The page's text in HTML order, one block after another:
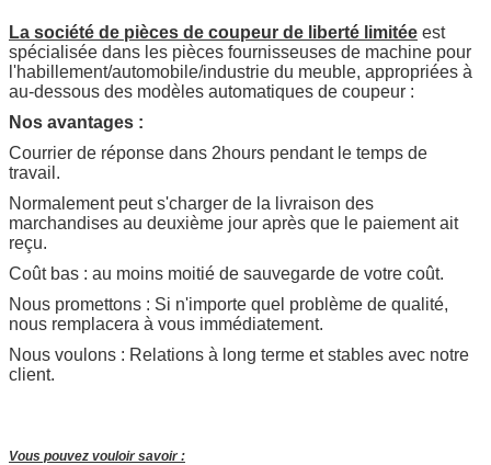
La société de pièces de coupeur de liberté limitée est
spécialisée dans les pièces fournisseuses de machine pour
l'habillement/automobile/industrie du meuble, appropriées à
au-dessous des modèles automatiques de coupeur :
Nos avantages :
Courrier de réponse dans 2hours pendant le temps de
travail.
Normalement peut s'charger de la livraison des
marchandises au deuxième jour après que le paiement ait
reçu.
Coût bas : au moins moitié de sauvegarde de votre coût.
Nous promettons : Si n'importe quel problème de qualité,
nous remplacera à vous immédiatement.
Nous voulons : Relations à long terme et stables avec notre
client.
Vous pouvez vouloir savoir :